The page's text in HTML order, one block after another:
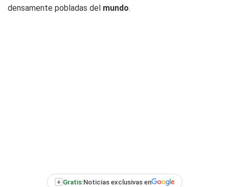
densamente pobladas del mundo.
+ Gratis:Noticias exclusivas en